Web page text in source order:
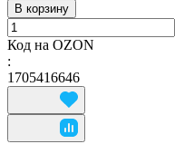
В корзину
Код на OZON
:
1705416646